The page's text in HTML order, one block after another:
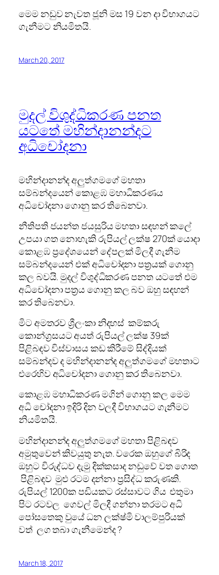
මෙම නඩුව නැවත ජූනි මස 19 වන දා විභාගයට
ගැනීමට නියමිතයි.
March 20, 2017
මුදල් විශුද්ධිකරණ පනත
යටතේ මහින්දානන්දට
අධිචෝදනා
මහින්දානන්ද අලුත්ගමගේ මහතා
සම්බන්දයෙන් කොළඹ මහාධිකරණය
අධිචෝදනා ගොනු කර තිබෙනවා.
නීතිපති ජයන්ත ජයසුරිය මහතා සඳහන් කලේ
උපයා ගත නොහැකි රුපියල් ලක්ෂ 270ක් යොදා
කොළඹ ප්‍රදේශයෙන් දේපලක් මිලදී ගැනීම
සම්බන්දයෙන් එක් අධිචෝදනා පත්‍රයක් ගොනු
කල බවයි. මුදල් විශුද්ධිකරණ පනත යටතේ එම
අධිචෝදනා පත්‍රය ගොනු කල බව ඔහු සඳහන්
කර තිබෙනවා.
මිට අමතරව ශ්‍රීලංකා නිදහස් කම්කරු
කොන්ග්‍රසයට අයත් රුපියල් ලක්ෂ 39ක්
පිළිබඳව විස්වාසය කඩ කිරීමේ සිද්දියක්
සම්බන්දව ද මහින්දානන්ද අලුත්ගමගේ මහතාට
එරෙහිව අධිචෝදනා ගොනු කර තිබෙනවා.
කොළඹ මහාධිකරණ මගින් ගොනු කල මෙම
අධි චෝදනා ඉදිරි දින වලදී විභාගයට ගැනීමට
නියමිතයි.
මහින්දානන්ද අලුත්ගමගේ මහතා පිළිබඳව
අමුතුවෙන් කිවයුතු නැත. වරෙක ඔහුගේ බිරිද
ඔහුට විරුද්ධව දැමු දික්කසාද නඩුවේ වත ගොත
පිළිබඳව මුළු රටම දන්නා ප්‍රසිද්ධ කරුණකි.
රුපියල් 1200ක පඩියකට රස්සාවට ගිය එතුමා
පිට රටවල ගෙවල් මිලදී ගන්නා තරමට අධි
පෝසතෙකු වුයේ ධන ලක්ෂ්මි වාලම්පුරියක්
වත් ලග තබා ගැනීමෙන්ද ?
March 18, 2017